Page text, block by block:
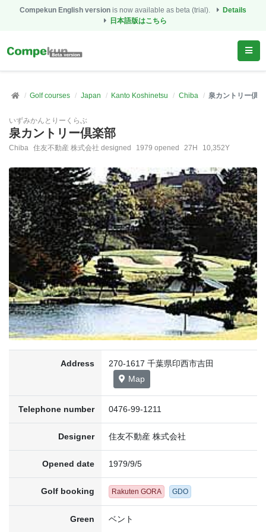
Compekun English version is now available as beta (trial).
Details
日本語版はこちら
Golf courses Japan Kanto Koshinetsu Chiba 泉カントリー倶
いずみかんとりーくらぶ
泉カントリー倶楽部
Chiba 住友不動産 株式会社 designed 1979 opened 27H 10,352Y
Address
270-1617 千葉県印西市吉田
Map
Telephone number 0476-99-1211
Designer 住友不動産 株式会社
Opened date 1979/9/5
Golf booking Rakuten GORA GDO
Green ベント